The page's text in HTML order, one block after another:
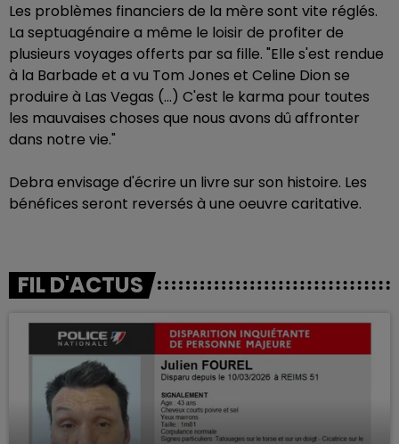
Les problèmes financiers de la mère sont vite réglés.
La septuagénaire a même le loisir de profiter de
plusieurs voyages offerts par sa fille. "Elle s'est rendue
à la Barbade et a vu Tom Jones et Celine Dion se
produire à Las Vegas (...) C'est le karma pour toutes
les mauvaises choses que nous avons dû affronter
dans notre vie."
Debra envisage d'écrire un livre sur son histoire. Les
bénéfices seront reversés à une oeuvre caritative.
FIL D'ACTUS